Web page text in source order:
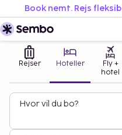
Book nemt. Rejs
Rejser Hoteller
Fly +
hotel
Hvor vil du bo?